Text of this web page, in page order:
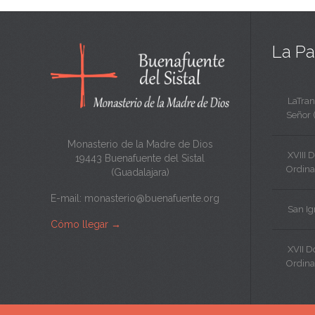
Monasterio de la Madre de Dios
19443 Buenafuente del Sistal
(Guadalajara)
E-mail: monasterio@buenafuente.org
Cómo llegar →
La
Señor
XVIII
San
XVII